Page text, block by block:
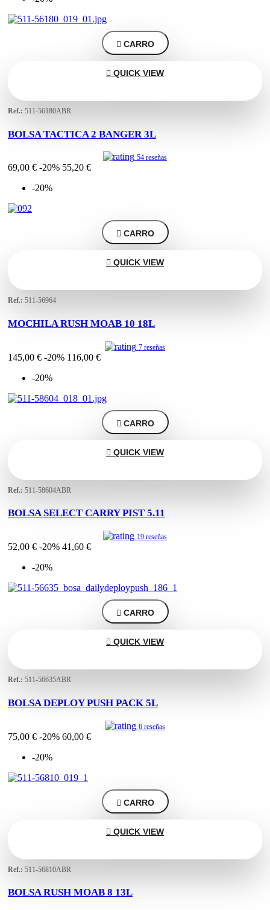
 CARRO
 QUICK VIEW
Ref.: 511-56180ABR
BOLSA TACTICA 2 BANGER 3L
54 reseñas
69,00 € -20% 55,20 €
-20%
 CARRO
 QUICK VIEW
Ref.: 511-56964
MOCHILA RUSH MOAB 10 18L
7 reseñas
145,00 € -20% 116,00 €
-20%
 CARRO
 QUICK VIEW
Ref.: 511-58604ABR
BOLSA SELECT CARRY PIST 5.11
19 reseñas
52,00 € -20% 41,60 €
-20%
 CARRO
 QUICK VIEW
Ref.: 511-56635ABR
BOLSA DEPLOY PUSH PACK 5L
6 reseñas
75,00 € -20% 60,00 €
-20%
 CARRO
 QUICK VIEW
Ref.: 511-56810ABR
BOLSA RUSH MOAB 8 13L